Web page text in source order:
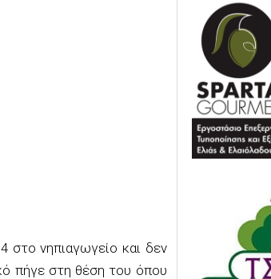
στο νηπιαγωγείο και δεν
πήγε στη θέση του όπου